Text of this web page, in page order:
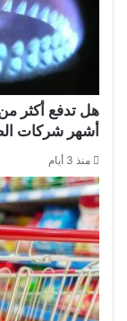
هل تدفع أكثر من
أشهر شركات
منذ 3 أيام